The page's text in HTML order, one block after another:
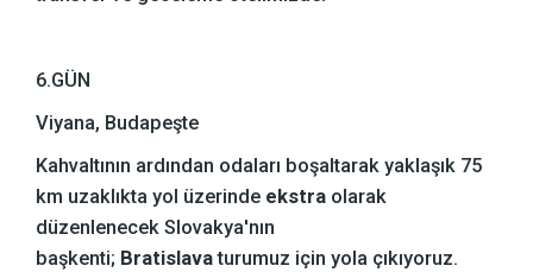
6.GÜN
Viyana, Budapeşte
Kahvaltının ardından odaları boşaltarak yaklaşık 75
km uzaklıkta yol üzerinde ekstra olarak
düzenlenecek Slovakya'nın
başkenti; Bratislavaturumuz için yola çıkıyoruz.